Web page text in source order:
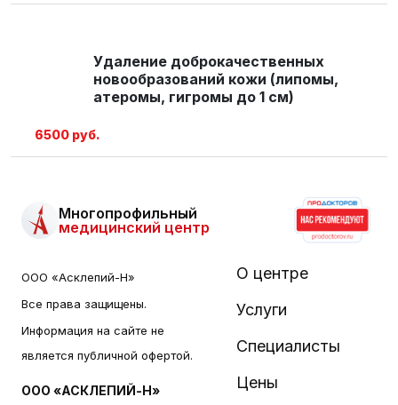
Удаление доброкачественных
новообразований кожи (липомы,
атеромы, гигромы до 1 см)
6500 руб.
Многопрофильный
медицинский центр
ООО «Асклепий-Н»
Все права защищены.
Информация на сайте не
является публичной офертой.
ООО «АСКЛЕПИЙ-Н»
О центре
Услуги
Специалисты
Цены